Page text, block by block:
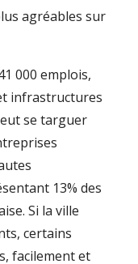
agréables sur
000 emplois,
infrastructures
se targuer
13% des
Si la ville
certains
facilement et